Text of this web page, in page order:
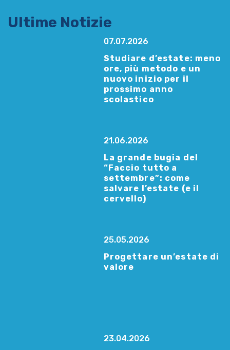
Ultime Notizie
07.07.2026
Studiare d’estate: meno
ore, più metodo e un
nuovo inizio per il
prossimo anno
scolastico
21.06.2026
La grande bugia del
“Faccio tutto a
settembre”: come
salvare l’estate (e il
cervello)
25.05.2026
Progettare un’estate di
valore
23.04.2026